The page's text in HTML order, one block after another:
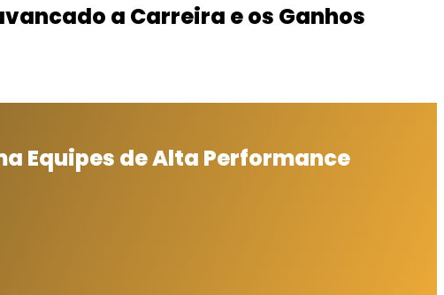
a Carreira e os Ganhos
Equipes de Alta Performance